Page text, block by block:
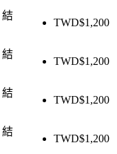
結
TWD$1,200
結
TWD$1,200
結
TWD$1,200
結
TWD$1,200